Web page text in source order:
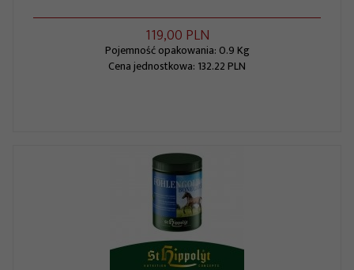
119,00 PLN
Pojemność opakowania: 0.9 Kg
Cena jednostkowa: 132.22 PLN